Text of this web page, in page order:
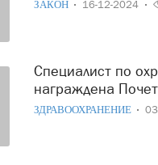
ЗАКОН 16-12-2024
Специалист по охране труда Детской поликлиники Нягани
награждена
ЗДРАВООХРАНЕНИЕ